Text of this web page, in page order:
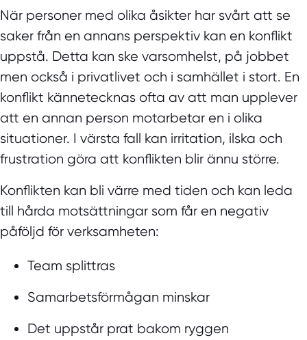
När personer med olika åsikter har svårt att se
saker från en annans perspektiv kan en konflikt
uppstå. Detta kan ske varsomhelst, på jobbet
men också i privatlivet och i samhället i stort. En
konflikt kännetecknas ofta av att man upplever
att en annan person motarbetar en i olika
situationer. I värsta fall kan irritation, ilska och
frustration göra att konflikten blir ännu större.
Konflikten kan bli värre med tiden och kan leda
till hårda motsättningar som får en negativ
påföljd för verksamheten:
Team splittras
Samarbetsförmågan minskar
Det uppstår prat bakom ryggen